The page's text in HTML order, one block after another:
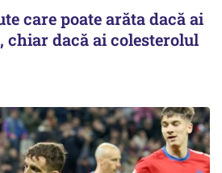
care poate arăta dacă ai
chiar dacă ai colesterolul